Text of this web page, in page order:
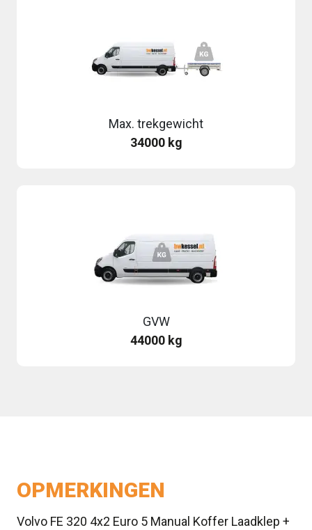
Max. trekgewicht
34000 kg
GVW
44000 kg
OPMERKINGEN
Volvo FE 320 4x2 Euro 5 Manual Koffer Laadklep +